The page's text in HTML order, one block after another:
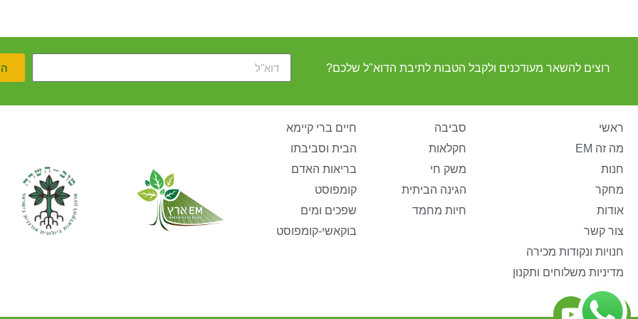
רוצים להשאר מעודכנים ולקבל הטבות לתיבת הדוא"ל שלכם?
ראשי
מה זה EM
חנות
מחקר
אודות
צור קשר
חנויות ונקודות מכירה
מדיניות משלוחים ותקנון
סביבה
חקלאות
משק חי
הגינה הביתית
חיות מחמד
חיים ברי קיימא
הבית וסביבתו
בריאות האדם
קומפוסט
שפכים ומים
בוקאשי-קומפוסט